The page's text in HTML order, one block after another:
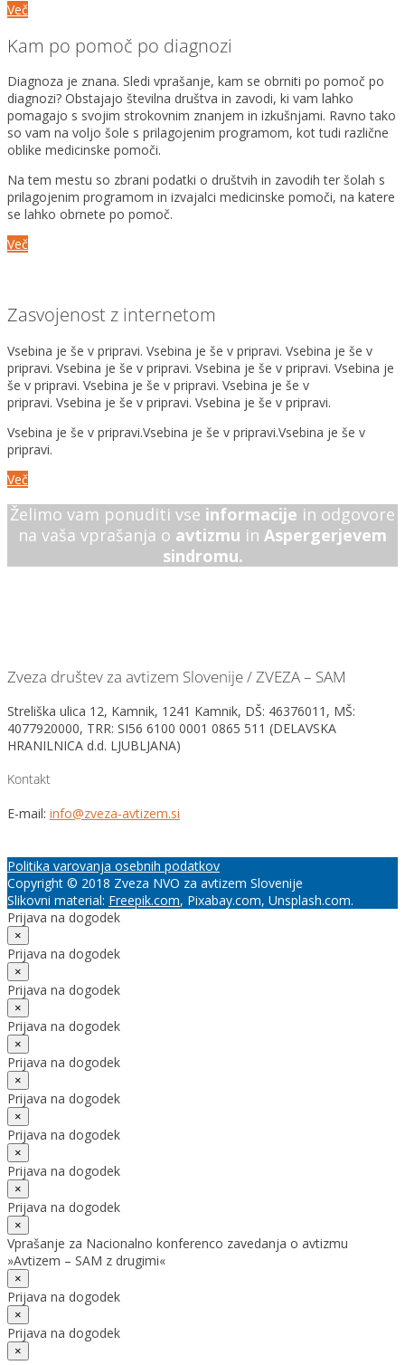
Več
Kam po pomoč po diagnozi
Diagnoza je znana. Sledi vprašanje, kam se obrniti po pomoč po
diagnozi? Obstajajo številna društva in zavodi, ki vam lahko
pomagajo s svojim strokovnim znanjem in izkušnjami. Ravno tako
so vam na voljo šole s prilagojenim programom, kot tudi različne
oblike medicinske pomoči.
Na tem mestu so zbrani podatki o društvih in zavodih ter šolah s
prilagojenim programom in izvajalci medicinske pomoči, na katere
se lahko obrnete po pomoč.
Več
Zasvojenost z internetom
Vsebina je še v pripravi. Vsebina je še v pripravi. Vsebina je še v
pripravi. Vsebina je še v pripravi. Vsebina je še v pripravi. Vsebina je
še v pripravi. Vsebina je še v pripravi. Vsebina je še v
pripravi. Vsebina je še v pripravi. Vsebina je še v pripravi.
Vsebina je še v pripravi.Vsebina je še v pripravi.Vsebina je še v
pripravi.
Več
Želimo vam ponuditi vse informacije in odgovore
na vaša vprašanja o avtizmu in Aspergerjevem
sindromu.
Zveza društev za avtizem Slovenije / ZVEZA – SAM
Streliška ulica 12, Kamnik, 1241 Kamnik, DŠ: 46376011, MŠ:
4077920000, TRR: SI56 6100 0001 0865 511 (DELAVSKA
HRANILNICA d.d. LJUBLJANA)
Kontakt
E-mail: info@zveza-avtizem.si
Politika varovanja osebnih podatkov
Copyright © 2018 Zveza NVO za avtizem Slovenije
Slikovni material: Freepik.com, Pixabay.com, Unsplash.com.
Prijava na dogodek
×
Prijava na dogodek
×
Prijava na dogodek
×
Prijava na dogodek
×
Prijava na dogodek
×
Prijava na dogodek
×
Prijava na dogodek
×
Prijava na dogodek
×
Prijava na dogodek
×
Vprašanje za Nacionalno konferenco zavedanja o avtizmu
»Avtizem – SAM z drugimi«
×
Prijava na dogodek
×
Prijava na dogodek
×